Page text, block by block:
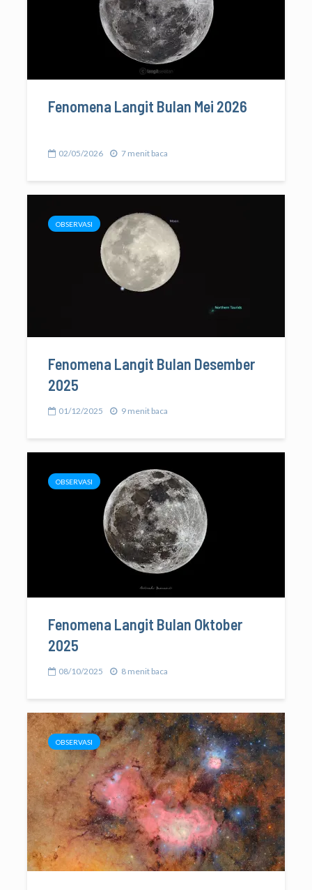
Fenomena Langit Bulan Mei 2026
02/05/2026 7 menit baca
OBSERVASI
Fenomena Langit Bulan Desember
2025
01/12/2025 9 menit baca
OBSERVASI
Fenomena Langit Bulan Oktober
2025
08/10/2025 8 menit baca
OBSERVASI